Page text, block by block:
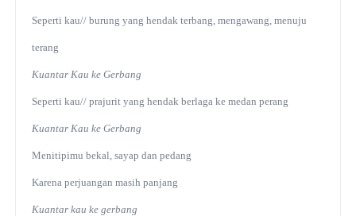
Seperti kau// burung yang hendak terbang, mengawang, menuju
terang
Kuantar Kau ke Gerbang
Seperti kau// prajurit yang hendak berlaga ke medan perang
Kuantar Kau ke Gerbang
Menitipimu bekal, sayap dan pedang
Karena perjuangan masih panjang
Kuantar kau ke gerbang